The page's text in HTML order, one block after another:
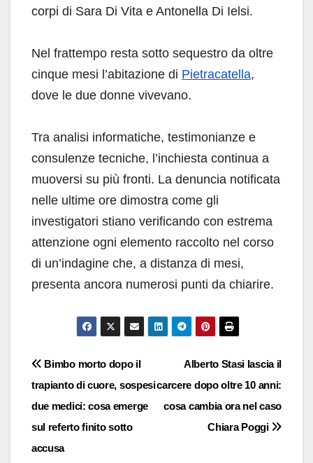
corpi di Sara Di Vita e Antonella Di Ielsi.
Nel frattempo resta sotto sequestro da oltre
cinque mesi l’abitazione di Pietracatella,
dove le due donne vivevano.
Tra analisi informatiche, testimonianze e
consulenze tecniche, l’inchiesta continua a
muoversi su più fronti. La denuncia notificata
nelle ultime ore dimostra come gli
investigatori stiano verificando con estrema
attenzione ogni elemento raccolto nel corso
di un’indagine che, a distanza di mesi,
presenta ancora numerosi punti da chiarire.
Navigazione
articoli
Alberto Stasi lascia il
carcere dopo oltre 10 anni:
cosa cambia ora nel caso
Chiara Poggi
Bimbo morto dopo il
trapianto di cuore, sospesi
due medici: cosa emerge
sul referto finito sotto
accusa